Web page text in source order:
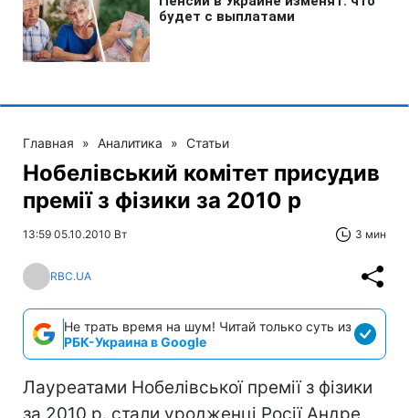
Главная » Аналитика » Статьи
Нобелівський комітет присудив
премії з фізики за 2010 р
13:59 05.10.2010 Вт 3 мин
RBC.UA
Не трать время на шум! Читай только суть из
РБК-Украина в Google
Лауреатами Нобелівської премії з фізики
за 2010 р. стали уродженці Росії Андре